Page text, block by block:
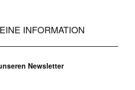
INFORMATION
Newsletter